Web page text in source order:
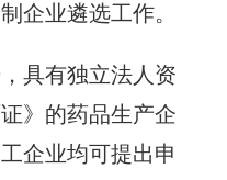
企业遴选工作。
具有独立法人资
》的药品生产企
企业均可提出申